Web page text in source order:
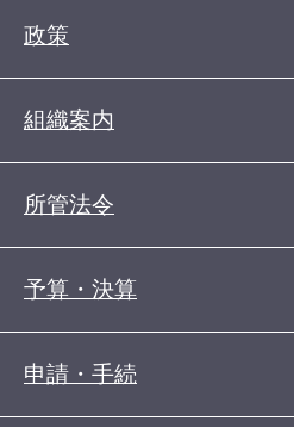
政策
組織案内
所管法令
予算・決算
申請・手続